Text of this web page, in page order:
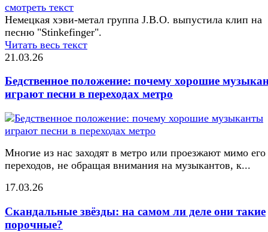
смотреть текст
Немецкая хэви-метал группа J.B.O. выпустила клип на
песню "Stinkefinger".
Читать весь текст
21.03.26
Бедственное положение: почему хорошие
играют песни в переходах метро
Многие из нас заходят в метро или проезжают мимо его
переходов, не обращая внимания на музыкантов, к...
17.03.26
Скандальные звёзды: на самом ли деле они такие
порочные?